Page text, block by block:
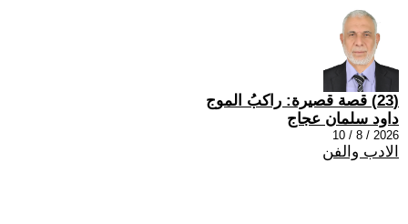
(23) قصة قصيرة: راكبُ الموج
داود سلمان عجاج
2026 / 8 / 10
الادب والفن